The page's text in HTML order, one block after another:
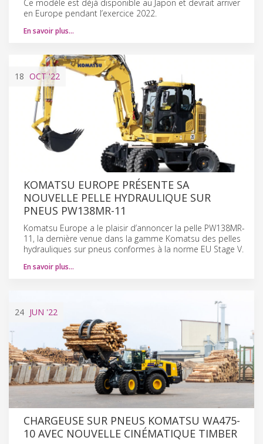
Ce modèle est déjà disponible au Japon et devrait arriver
en Europe pendant l’exercice 2022.
En savoir plus…
18 OCT'22
KOMATSU EUROPE PRÉSENTE SA
NOUVELLE PELLE HYDRAULIQUE SUR
PNEUS PW138MR-11
Komatsu Europe a le plaisir d’annoncer la pelle PW138MR-
11, la dernière venue dans la gamme Komatsu des pelles
hydrauliques sur pneus conformes à la norme EU Stage V.
En savoir plus…
24 JUN '22
CHARGEUSE SUR PNEUS KOMATSU WA475-
10 AVEC NOUVELLE CINÉMATIQUE TIMBER